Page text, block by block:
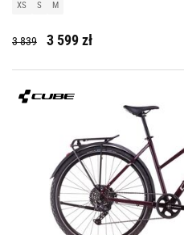
XS S M
3 839 3 599 zł